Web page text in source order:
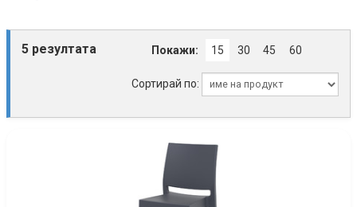
5 резултата Покажи: 15 30 45 60
Сортирай по: